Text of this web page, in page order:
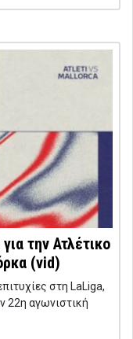
την Ατλέτικο
(vid)
στη LaLiga,
22η αγωνιστική